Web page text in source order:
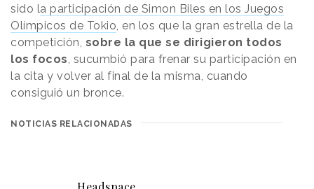
sido la participación de Simon Biles en los Juegos
Olímpicos de Tokio, en los que la gran estrella de la
competición, sobre la que se dirigieron todos
los focos, sucumbió para frenar su participación en
la cita y volver al final de la misma, cuando
consiguió un bronce.
NOTICIAS RELACIONADAS